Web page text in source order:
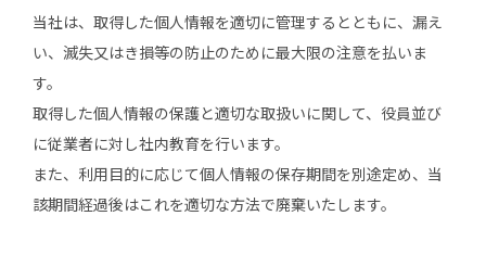
当社は、取得した個人情報を適切に管理するとともに、漏え
い、滅失又はき損等の防止のために最大限の注意を払いま
す。
取得した個人情報の保護と適切な取扱いに関して、役員並び
に従業者に対し社内教育を行います。
また、利用目的に応じて個人情報の保存期間を別途定め、当
該期間経過後はこれを適切な方法で廃棄いたします。